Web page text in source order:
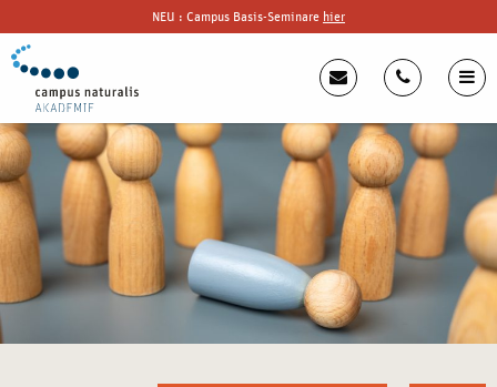
NEU : Campus Basis-Seminare hier